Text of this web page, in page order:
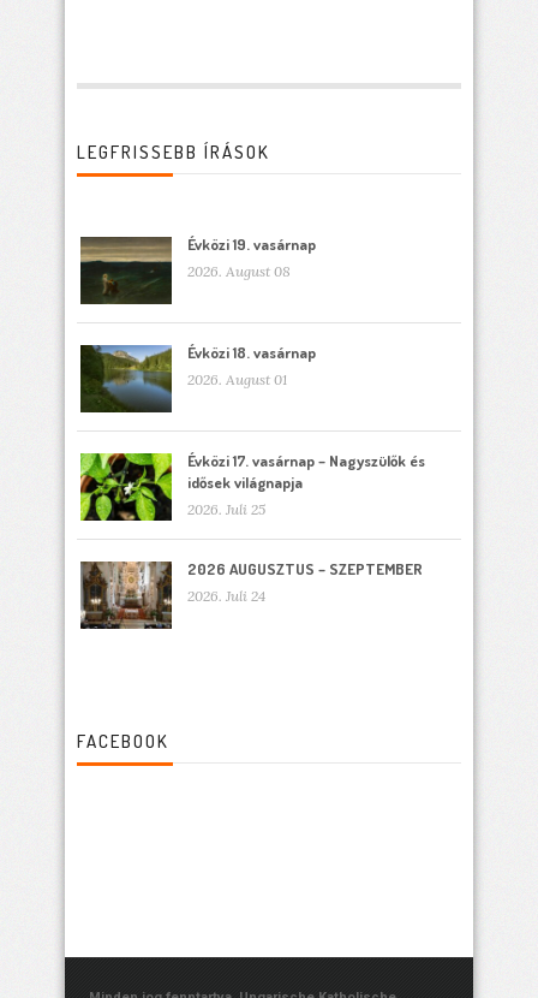
LEGFRISSEBB ÍRÁSOK
Évközi 19. vasárnap
2026. August 08
Évközi 18. vasárnap
2026. August 01
Évközi 17. vasárnap – Nagyszülők és
idősek világnapja
2026. Juli 25
2026 AUGUSZTUS – SZEPTEMBER
2026. Juli 24
FACEBOOK